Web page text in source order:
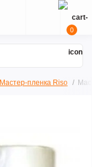
0
Мастер-пленка Riso